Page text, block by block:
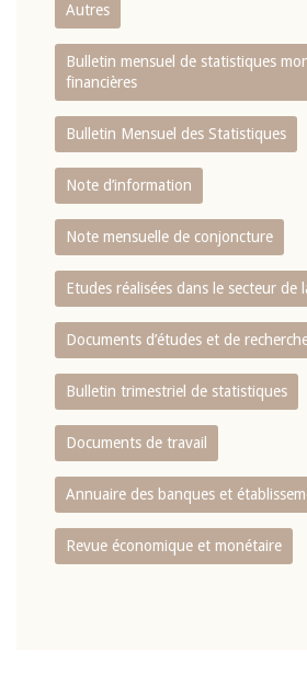
Autres
Bulletin mensuel de statistiques
financières
Bulletin Mensuel des Statistiques
Note d’information
Note mensuelle de conjoncture
Etudes réalisées dans le secteur de
Documents d’études et de
Bulletin trimestriel de statistiques
Documents de travail
Annuaire des banques et
Revue économique et monétaire